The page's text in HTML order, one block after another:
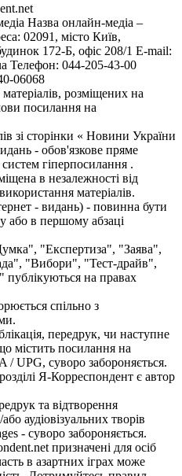
Назва онлайн-медіа –
02091, місто Київ,
172-Б, офіс 208/1 E-mail:
Телефон: 044-205-43-00
06068
розміщених на
посилання на
зі сторінки « Новини України
- обов'язкове пряме
гіперпосилання .
в незалежності від
матеріалів.
- видань) - повинна бути
або в першому абзаці
"Експертиза", "Заява",
"Вибори", "Тест-драйв",
на правах
спільно з
передрук, чи наступне
містить посилання на
/ UPG, суворо забороняється.
Я-Корреспондент є автор
та відтворення
аудіовізуальних творів
- суворо забороняється.
призначені для осіб
в азартних іграх може